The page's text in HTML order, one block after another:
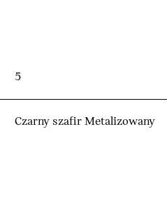
5
Czarny szafir Metalizowany